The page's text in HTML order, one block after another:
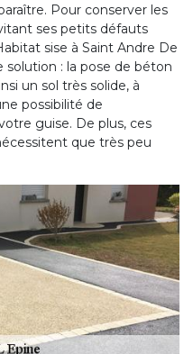
Pour conserver les
ses petits défauts
sise à Saint Andre De
solution : la pose de béton
un sol très solide, à
possibilité de
guise. De plus, ces
que très peu